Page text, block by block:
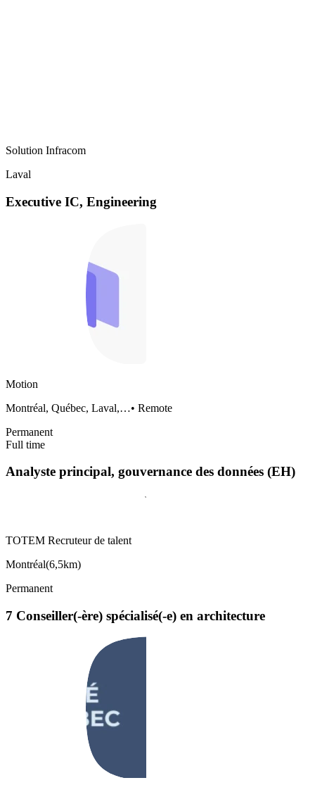
Solution Infracom
Laval
Executive IC, Engineering
Motion
Montréal, Québec, Laval,…• Remote
Permanent
Full time
Analyste principal, gouvernance des données (EH)
TOTEM Recruteur de talent
Montréal(6,5km)
Permanent
7 Conseiller(-ère) spécialisé(-e) en architecture